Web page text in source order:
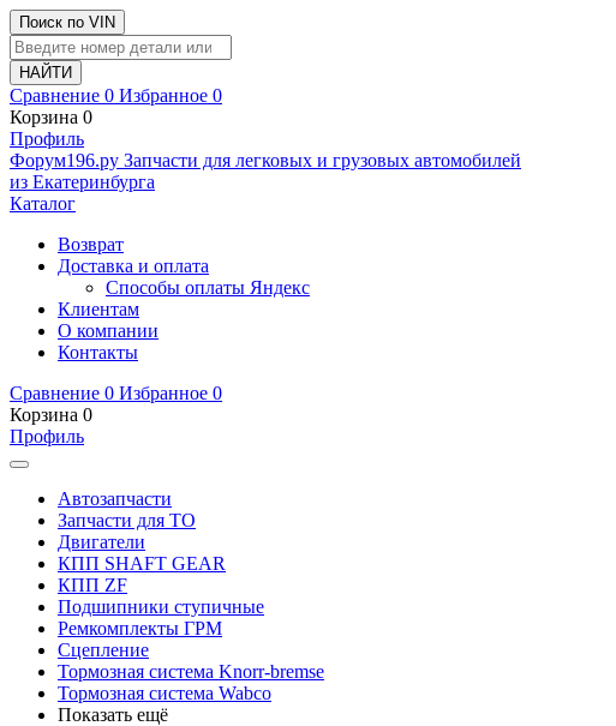
Поиск по VIN
Сравнение 0 Избранное 0
Корзина 0
Профиль
Фoрум196.ру Запчасти для легковых и грузовых автомобилей
из Екатеринбурга
Каталог
Возврат
Доставка и оплата
Способы оплаты Яндекс
Клиентам
О компании
Контакты
Сравнение 0 Избранное 0
Корзина 0
Профиль
Автозапчасти
Запчасти для ТО
Двигатели
КПП SHAFT GEAR
КПП ZF
Подшипники ступичные
Ремкомплекты ГРМ
Сцепление
Тормозная система Knorr-bremse
Тормозная система Wabco
Показать ещё